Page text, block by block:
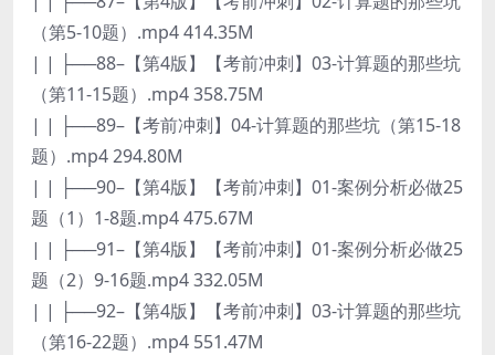
（第5-10题）.mp4 414.35M
| | ├──88–【第4版】【考前冲刺】03-计算题的那些坑
（第11-15题）.mp4 358.75M
| | ├──89–【考前冲刺】04-计算题的那些坑（第15-18
题）.mp4 294.80M
| | ├──90–【第4版】【考前冲刺】01-案例分析必做25
题（1）1-8题.mp4 475.67M
| | ├──91–【第4版】【考前冲刺】01-案例分析必做25
题（2）9-16题.mp4 332.05M
| | ├──92–【第4版】【考前冲刺】03-计算题的那些坑
（第16-22题）.mp4 551.47M